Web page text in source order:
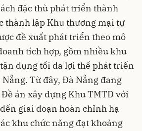
đặc thù phát triển thành
thành lập Khu thương mại tự
đề xuất phát triển theo mô
tích hợp, gồm nhiều khu
dụng tối đa lợi thế phát triển
Từ đây, Đà Nẵng đang
án xây dựng Khu TMTD với
giai đoạn hoàn chỉnh hạ
khu chức năng đạt khoảng